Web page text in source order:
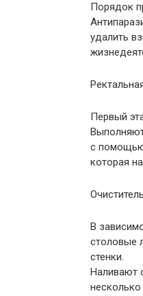
Порядок
удалить
Первый
с помощью
которая
В
столовые
стенки.
Наливают